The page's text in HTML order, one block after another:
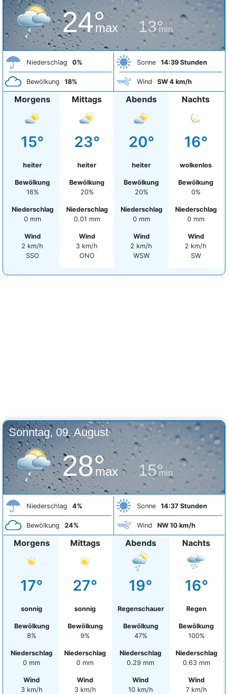
24°
max 13°
min
Niederschlag 0%
Bewölkung 18%
Sonne 14:39 Stunden
Wind SW 4 km/h
Morgens
15°
heiter
Bewölkung
16%
Niederschlag
0 mm
Wind
2 km/h
SSO
Mittags
23°
heiter
Bewölkung
20%
Niederschlag
0.01 mm
Wind
3 km/h
ONO
Abends
20°
heiter
Bewölkung
20%
Niederschlag
0 mm
Wind
2 km/h
WSW
Nachts
16°
wolkenlos
Bewölkung
0%
Niederschlag
0 mm
Wind
2 km/h
SW
Sonntag, 09. August
28°
max 15°
min
Niederschlag 4%
Bewölkung 24%
Sonne 14:37 Stunden
Wind NW 10 km/h
Morgens
17°
sonnig
Bewölkung
8%
Niederschlag
0 mm
Wind
3 km/h
Mittags
27°
sonnig
Bewölkung
9%
Niederschlag
0 mm
Wind
3 km/h
Abends
19°
Regenschauer
Bewölkung
47%
Niederschlag
0.29 mm
Wind
10 km/h
Nachts
16°
Regen
Bewölkung
100%
Niederschlag
0.63 mm
Wind
7 km/h